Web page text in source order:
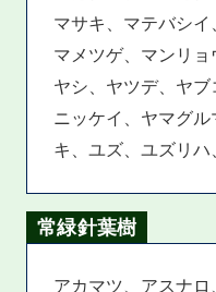
マサキ、マテバシイ
マメツゲ、マンリョ
ヤシ、ヤツデ、ヤ
ニッケイ、ヤマグ
キ、ユズ、ユズリ
常緑針葉樹
アカマツ、アスナ